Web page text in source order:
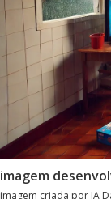
imagem
imagem criada por IA